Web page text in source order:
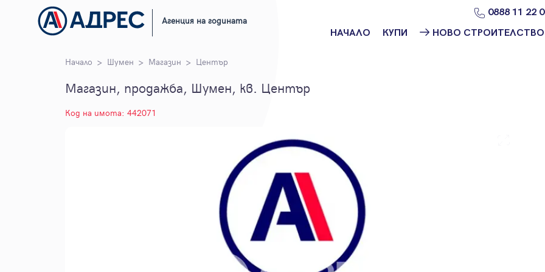
Агенция на годината
0888 11 22
НАЧАЛО КУПИ НОВО СТРОИТЕЛСТВО
Начало Шумен Магазин Център
Магазин, продажба, Шумен, кв. Център
Код на имота: 442071